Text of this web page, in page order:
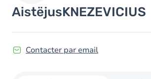
AistëjusKNEZEVICIUS
Contacter par email